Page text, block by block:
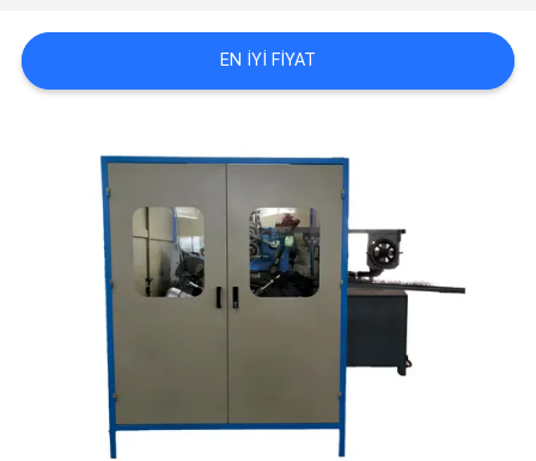
VR
HARITASI
GIZLILIK
POLITIKASI
EN IYI FIYAT